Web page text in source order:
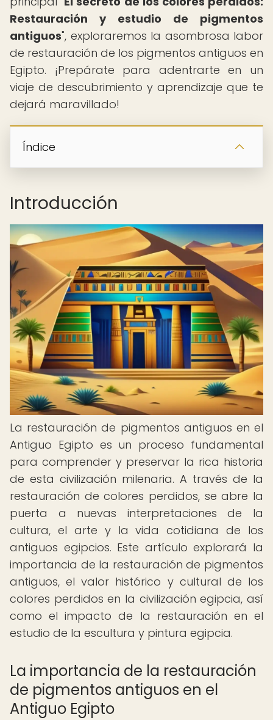
Restauración y estudio de pigmentos
antiguos", exploraremos la asombrosa labor
de restauración de los pigmentos antiguos en
Egipto. ¡Prepárate para adentrarte en un
viaje de descubrimiento y aprendizaje que te
dejará maravillado!
Índice
Introducción
La restauración de pigmentos antiguos en el
Antiguo Egipto es un proceso fundamental
para comprender y preservar la rica historia
de esta civilización milenaria. A través de la
restauración de colores perdidos, se abre la
puerta a nuevas interpretaciones de la
cultura, el arte y la vida cotidiana de los
antiguos egipcios. Este artículo explorará la
importancia de la restauración de pigmentos
antiguos, el valor histórico y cultural de los
colores perdidos en la civilización egipcia, así
como el impacto de la restauración en el
estudio de la escultura y pintura egipcia.
La importancia de la restauración
de pigmentos antiguos en el
Antiguo Egipto